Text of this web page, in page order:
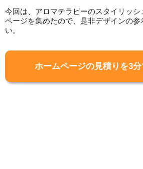
今回は、アロマテラピーのスタイリッシ
ページを集めたので、是非デザインの参
い。
ホームページの見積りを3